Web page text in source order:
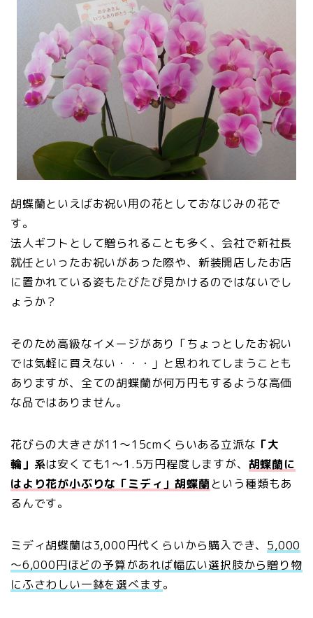
胡蝶蘭といえばお祝い用の花としておなじみの花で
す。
法人ギフトとして贈られることも多く、会社で新社長
就任といったお祝いがあった際や、新装開店したお店
に置かれている姿もたびたび見かけるのではないでし
ょうか？
そのため高級なイメージがあり「ちょっとしたお祝い
では気軽に買えない・・・」と思われてしまうことも
ありますが、全ての胡蝶蘭が何万円もするような高価
な品ではありません。
花びらの大きさが11～15cmくらいある立派な 「大
輪」系は安くても1～1.5万円程度しますが、 胡蝶蘭に
はより花が小ぶりな「ミディ」胡蝶蘭という種類もあ
るんです。
ミディ胡蝶蘭は3,000円代くらいから購入でき、 5,000
～6,000円ほどの予算があれば幅広い選択肢から贈り物
にふさわしい一鉢を選べます。